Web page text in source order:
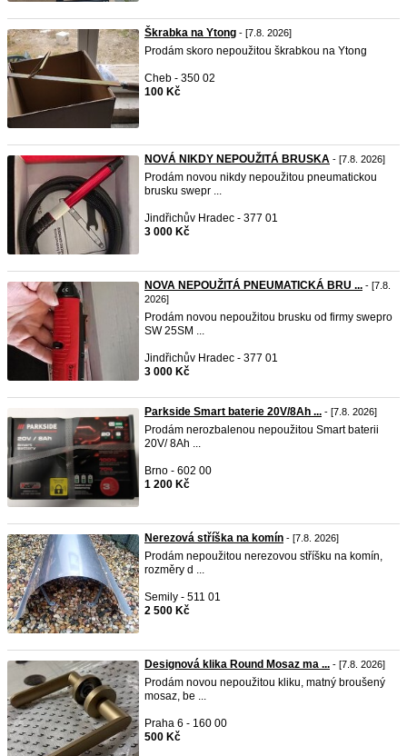
Škrabka na Ytong - [7.8. 2026]
Prodám skoro nepoužitou škrabkou na Ytong
Cheb - 350 02
100 Kč
NOVÁ NIKDY NEPOUŽITÁ BRUSKA - [7.8. 2026]
Prodám novou nikdy nepoužitou pneumatickou
brusku swepr ...
Jindřichův Hradec - 377 01
3 000 Kč
NOVA NEPOUŽITÁ PNEUMATICKÁ BRU ... - [7.8.
2026]
Prodám novou nepoužitou brusku od firmy swepro
SW 25SM ...
Jindřichův Hradec - 377 01
3 000 Kč
Parkside Smart baterie 20V/8Ah ... - [7.8. 2026]
Prodám nerozbalenou nepoužitou Smart baterii
20V/ 8Ah ...
Brno - 602 00
1 200 Kč
Nerezová stříška na komín - [7.8. 2026]
Prodám nepoužitou nerezovou stříšku na komín,
rozměry d ...
Semily - 511 01
2 500 Kč
Designová klika Round Mosaz ma ... - [7.8. 2026]
Prodám novou nepoužitou kliku, matný broušený
mosaz, be ...
Praha 6 - 160 00
500 Kč